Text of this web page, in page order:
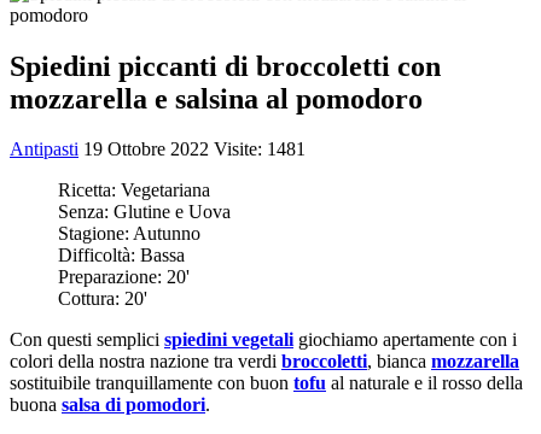
Spiedini piccanti di broccoletti con
mozzarella e salsina al pomodoro
Antipasti 19 Ottobre 2022 Visite: 1481
Ricetta: Vegetariana
Senza: Glutine e Uova
Stagione: Autunno
Difficoltà: Bassa
Preparazione: 20'
Cottura: 20'
Con questi semplici spiedini vegetaligiochiamo apertamente con i
colori della nostra nazione tra verdi broccoletti, bianca mozzarella
sostituibile tranquillamente con buon tofu al naturale e il rosso della
buona salsa di pomodori.